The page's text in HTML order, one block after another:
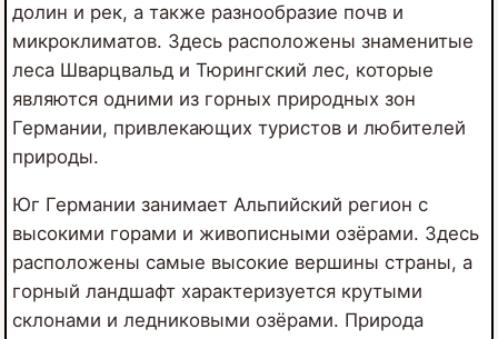
долин и рек, а также разнообразие почв и
микроклиматов. Здесь расположены знаменитые
леса Шварцвальд и Тюрингский лес, которые
являются одними из горных природных зон
Германии, привлекающих туристов и любителей
природы.
Юг Германии занимает Альпийский регион с
высокими горами и живописными озёрами. Здесь
расположены самые высокие вершины страны, а
горный ландшафт характеризуется крутыми
склонами и ледниковыми озёрами. Природа